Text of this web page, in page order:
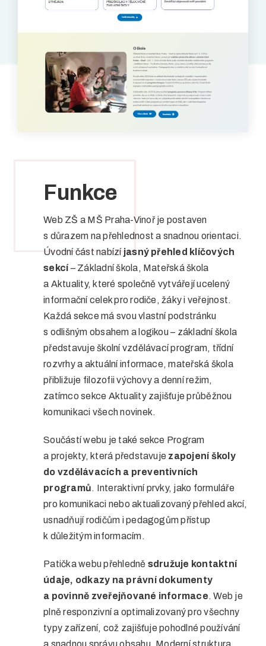
Funkce
Web ZŠ a MŠ Praha-Vinoř je postaven
s důrazem na přehlednost a snadnou orientaci.
Úvodní část nabízí jasný přehled klíčových
sekcí– Základní škola, Mateřská škola
a Aktuality, které společně vytvářejí ucelený
informační celek pro rodiče, žáky i veřejnost.
Každá sekce má svou vlastní podstránku
s odlišným obsahem a logikou – základní škola
představuje školní vzdělávací program, třídní
rozvrhy a aktuální informace, mateřská škola
přibližuje filozofii výchovy a denní režim,
zatímco sekce Aktuality zajišťuje průběžnou
komunikaci všech novinek.
Součástí webu je také sekce Program
a projekty, která představuje zapojení školy
do vzdělávacích a preventivních
programů. Interaktivní prvky, jako formuláře
pro komunikaci nebo aktualizovaný přehled akcí,
usnadňují rodičům i pedagogům přístup
k důležitým informacím.
Patička webu přehledně sdružuje kontaktní
údaje, odkazy na právní dokumenty
a povinně zveřejňované informace. Web je
plně responzivní a optimalizovaný pro všechny
typy zařízení, což zajišťuje pohodlné používání
a snadnou správu obsahu. Moderní struktura